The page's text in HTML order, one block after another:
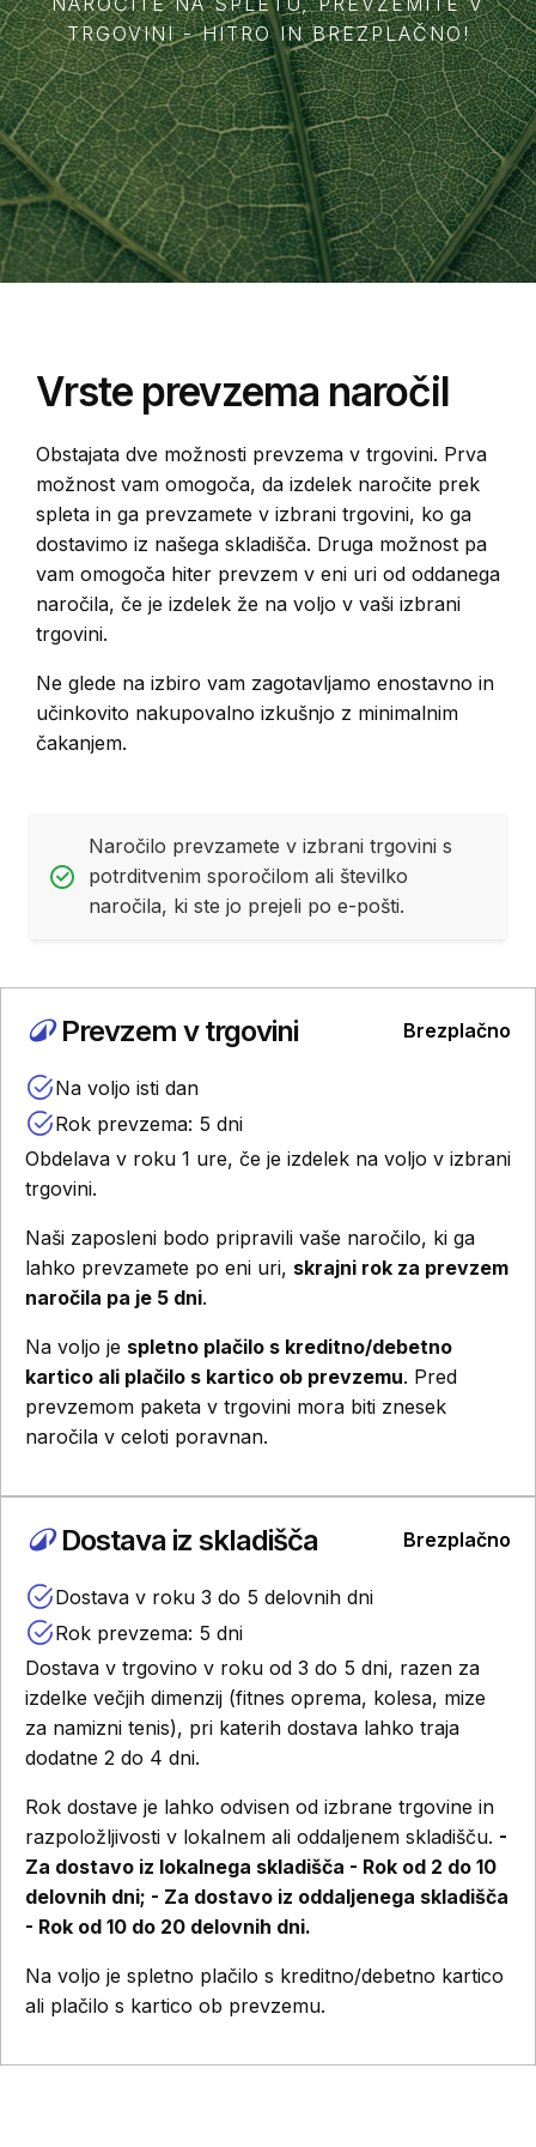
TRGOVINI - HITRO IN BREZPLAČNO!
Vrste prevzema naročil
Obstajata dve možnosti prevzema v trgovini. Prva
možnost vam omogoča, da izdelek naročite prek
spleta in ga prevzamete v izbrani trgovini, ko ga
dostavimo iz našega skladišča. Druga možnost pa
vam omogoča hiter prevzem v eni uri od oddanega
naročila, če je izdelek že na voljo v vaši izbrani
trgovini.
Ne glede na izbiro vam zagotavljamo enostavno in
učinkovito nakupovalno izkušnjo z minimalnim
čakanjem.
Naročilo prevzamete v izbrani trgovini s
potrditvenim sporočilom ali številko
naročila, ki ste jo prejeli po e-pošti.
Prevzem v trgovini Brezplačno
Na voljo isti dan
Rok prevzema: 5 dni
Obdelava v roku 1 ure, če je izdelek na voljo v izbrani
trgovini.
Naši zaposleni bodo pripravili vaše naročilo, ki ga
lahko prevzamete po eni uri, skrajni rok za prevzem
naročila pa je 5 dni.
Na voljo je spletno plačilo s kreditno/debetno
kartico ali plačilo s kartico ob prevzemu. Pred
prevzemom paketa v trgovini mora biti znesek
naročila v celoti poravnan.
Dostava iz skladišča Brezplačno
Dostava v roku 3 do 5 delovnih dni
Rok prevzema: 5 dni
Dostava v trgovino v roku od 3 do 5 dni, razen za
izdelke večjih dimenzij (fitnes oprema, kolesa, mize
za namizni tenis), pri katerih dostava lahko traja
dodatne 2 do 4 dni.
Rok dostave je lahko odvisen od izbrane trgovine in
razpoložljivosti v lokalnem ali oddaljenem skladišču. -
Za dostavo iz lokalnega skladišča - Rok od 2 do 10
delovnih dni; - Za dostavo iz oddaljenega skladišča
- Rok od 10 do 20 delovnih dni.
Na voljo je spletno plačilo s kreditno/debetno kartico
ali plačilo s kartico ob prevzemu.